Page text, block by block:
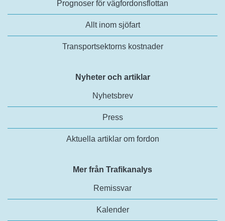
Prognoser för vägfordonsflottan
Allt inom sjöfart
Transportsektorns kostnader
Nyheter och artiklar
Nyhetsbrev
Press
Aktuella artiklar om fordon
Mer från Trafikanalys
Remissvar
Kalender